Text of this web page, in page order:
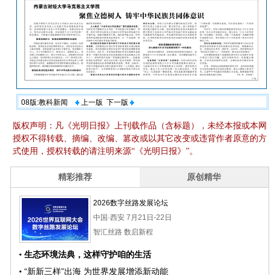
08版:教科新闻 上一版 下一版
版权声明：凡《光明日报》上刊载作品（含标题），未经本报或本网
授权不得转载、摘编、改编、篡改或以其它改变或违背作者原意的方
式使用，授权转载的请注明来源“《光明日报》”。